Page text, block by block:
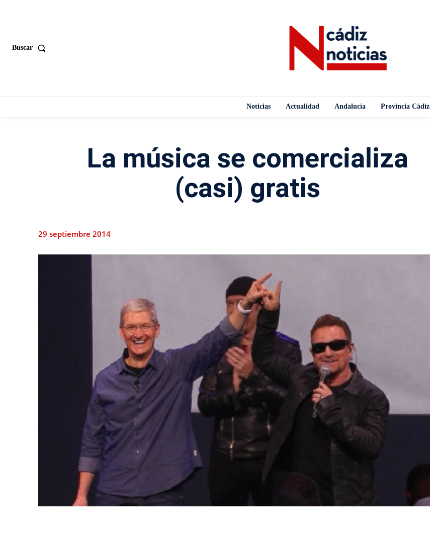
Buscar
Noticias Actualidad Andalucía Provincia Cádiz
La música se comercializa
(casi) gratis
29 septiembre 2014